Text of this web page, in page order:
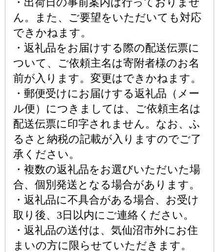
ん。また、ご要望をいただいても対応
できかねます。
・返礼品をお届けする際の配送伝票に
ついて、ご依頼主名は寄附者様のお名
前が入ります。変更はできかねます。
・郵便受けにお届けする返礼品（メー
ル便）につきましては、ご依頼主名は
配送伝票に印字されません。なお、ふ
るさと納税の記載が入りますのでご了
承ください。
・複数の返礼品をお選びいただいた場
合、個別発送となる場合があります。
・返礼品に不具合がある場合、お受け
取り後、3日以内にご連絡ください。
・返礼品の送付は、気仙沼市外にお住
まいの方に限らせていただきます。